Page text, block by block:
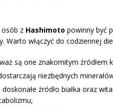
osób z Hashimoto powinny być
Warto włączyć do codziennej
są one znakomitym źródłem
niezbędnych
źródło białka oraz